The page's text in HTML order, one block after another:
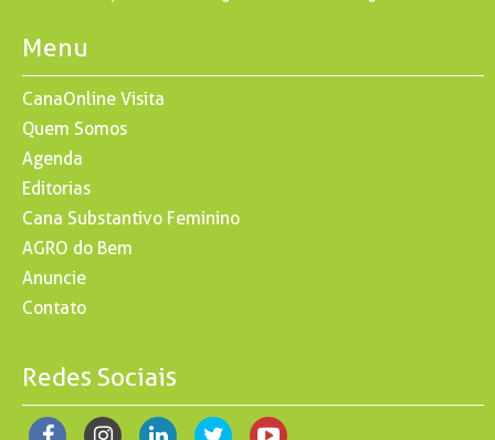
Menu
CanaOnline Visita
Quem Somos
Agenda
Editorias
Cana Substantivo Feminino
AGRO do Bem
Anuncie
Contato
Redes Sociais